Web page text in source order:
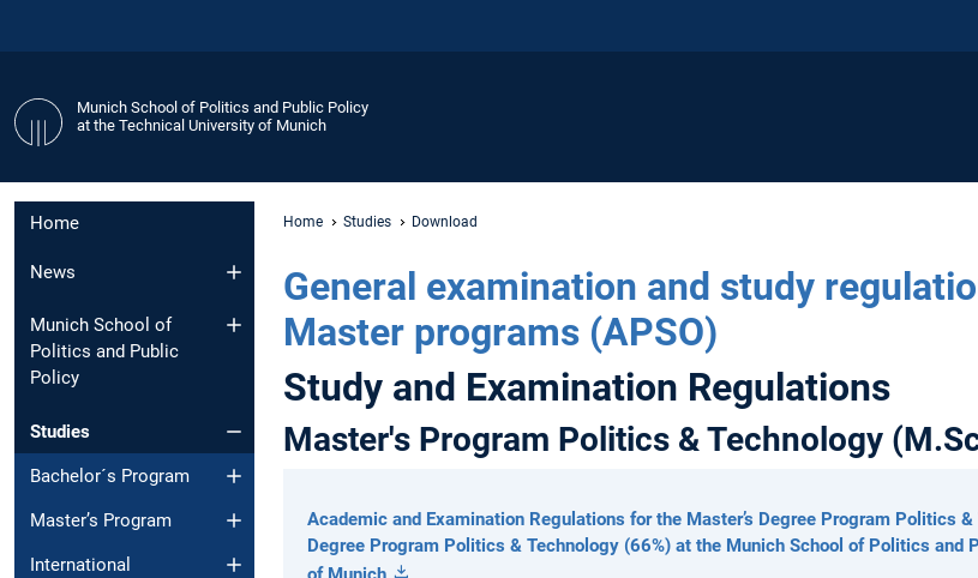
Munich School of Politics and Public Policy
at the Technical University of Munich
Home
News
Munich School of
Politics and Public
Policy
Studies
Bachelor´s Program
Master’s Program
International
Home Studies Download
General examination and study
Master programs (APSO)
Study and Examination Regulations
Master's Program Politics & Technology
Academic and Examination Regulations for the Master’s Degree Program Politics
Degree Program Politics & Technology (66%) at the Munich School of Politics